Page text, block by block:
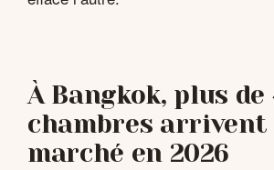
À Bangkok, plus de
chambres arrivent
marché en 2026